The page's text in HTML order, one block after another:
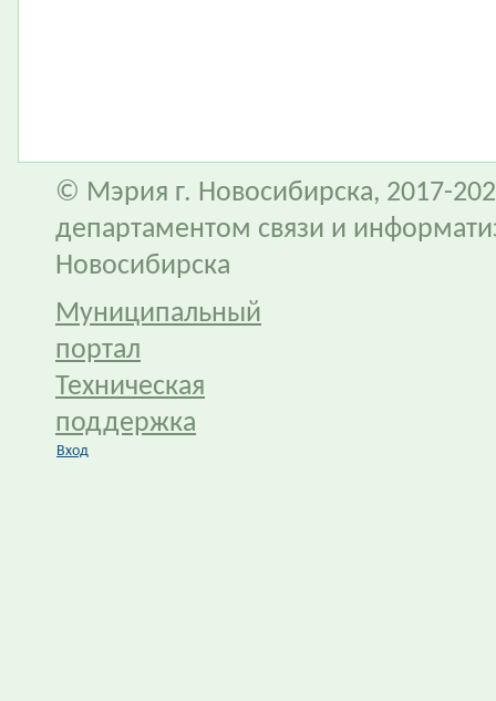
© Мэрия г. Новосибирска, 2017-
департаментом связи и
Новосибирска
Муниципальный
портал
Техническая
поддержка
Вход